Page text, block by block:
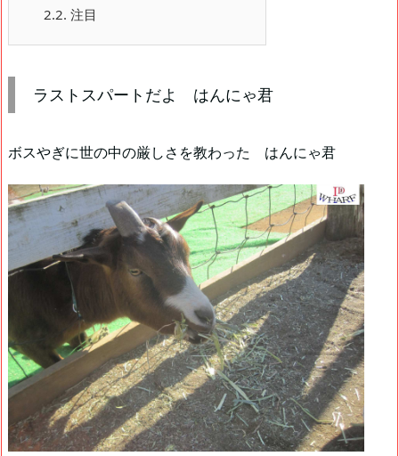
2.2. 注目
ラストスパートだよ はんにゃ君
ボスやぎに世の中の厳しさを教わった はんにゃ君